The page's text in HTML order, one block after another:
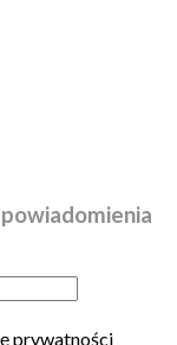
prywatności